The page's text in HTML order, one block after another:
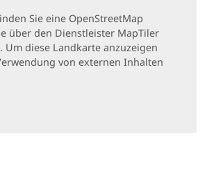
Sie eine OpenStreetMap
über den Dienstleister MapTiler
diese Landkarte anzuzeigen
von externen Inhalten